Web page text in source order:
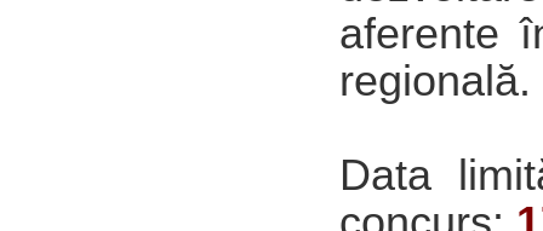
aferente
regională.
Data